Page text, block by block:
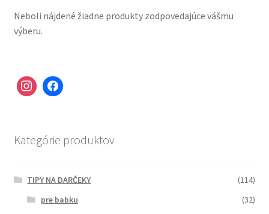
Kontakt
Neboli nájdené žiadne produkty zodpovedajúce vášmu
výberu.
Kategórie produktov
TIPY NA DARČEKY
(114)
pre babku
(32)